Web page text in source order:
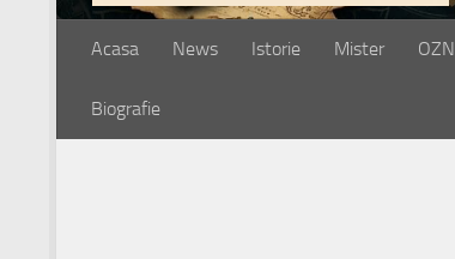
Acasa News Istorie Mister OZN
Biografie